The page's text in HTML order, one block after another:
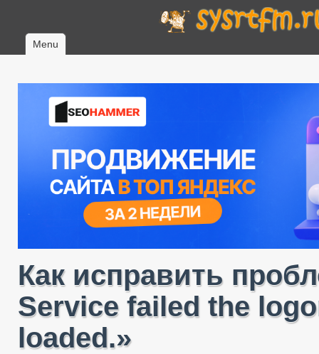
Menu
Как исправить
Service failed the
loaded.»